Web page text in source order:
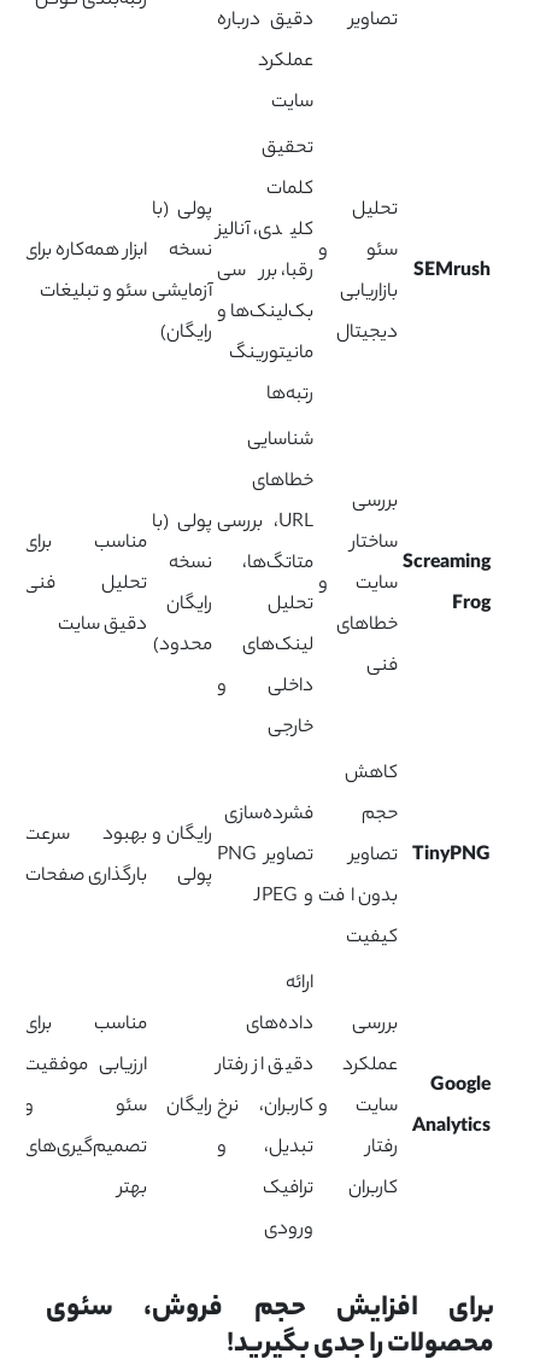
تصاویر
دقیق درباره
عملکرد
سایت
SEMrush
تحلیل
سئو و
بازاریابی
دیجیتال
تحقیق
کلمات
کلیدی، آنالیز
رقبا، بررسی
بک‌لینک‌ها و
مانیتورینگ
رتبه‌ها
پولی (با
نسخه
آزمایشی
رایگان)
ابزار همه‌کاره برای
سئو و تبلیغات
Screaming
Frog
بررسی
ساختار
سایت و
خطاهای
فنی
شناسایی
خطاهای
URL، بررسی
متاتگ‌ها،
تحلیل
لینک‌های
داخلی و
خارجی
پولی (با
نسخه
رایگان
محدود)
مناسب برای
تحلیل فنی
دقیق سایت
TinyPNG
کاهش
حجم
تصاویر
بدون افت
کیفیت
فشرده‌سازی
تصاویر PNG
و JPEG
رایگان و
پولی
بهبود سرعت
بارگذاری صفحات
Google
Analytics
بررسی
عملکرد
سایت و
رفتار
کاربران
ارائه
داده‌های
دقیق از رفتار
کاربران، نرخ
تبدیل، و
ترافیک
ورودی
رایگان
مناسب برای
ارزیابی موفقیت
سئو و
تصمیم‌گیری‌های
بهتر
محصولات را جدی بگیرید!